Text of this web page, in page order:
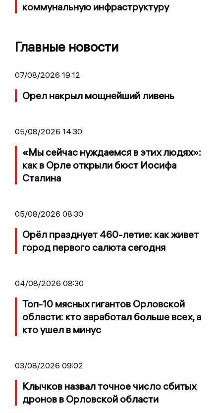
коммунальную инфраструктуру
Главные новости
07/08/2026 19:12
Орел накрыл мощнейший ливень
05/08/2026 14:30
«Мы сейчас нуждаемся в этих людях»:
как в Орле открыли бюст Иосифа
Сталина
05/08/2026 08:30
Орёл празднует 460-летие: как живет
город первого салюта сегодня
04/08/2026 08:30
Топ-10 мясных гигантов Орловской
области: кто заработал больше всех, а
кто ушел в минус
03/08/2026 09:02
Клычков назвал точное число сбитых
дронов в Орловской области